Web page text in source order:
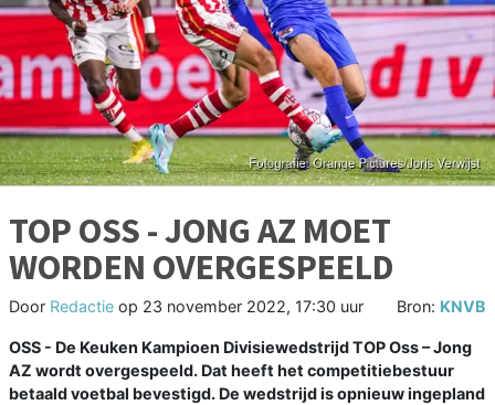
TOP OSS - JONG AZ MOET
WORDEN OVERGESPEELD
Door Redactie op 23 november 2022, 17:30 uur Bron: KNVB
OSS - De Keuken Kampioen Divisiewedstrijd TOP Oss – Jong
AZ wordt overgespeeld. Dat heeft het competitiebestuur
betaald voetbal bevestigd. De wedstrijd is opnieuw ingepland